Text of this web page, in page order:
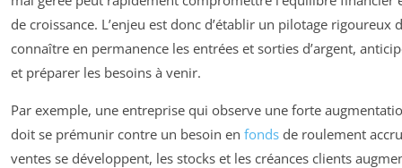
de croissance. L’enjeu est donc d’établir un pilotage rigoureux
connaître en permanence les entrées et sorties d’argent,
et préparer les besoins à venir.
Par exemple, une entreprise qui observe une forte
doit se prémunir contre un besoin en fonds de roulement
ventes se développent, les stocks et les créances clients